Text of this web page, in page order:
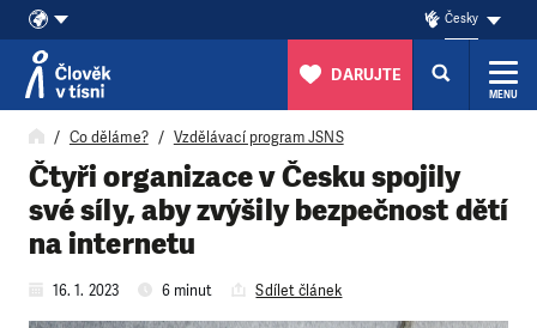
Přeskočit na obsah
Česky
DARUJTE
MENU
Co děláme? Vzdělávací program JSNS
Čtyři organizace v Česku spojily
své síly, aby zvýšily bezpečnost dětí
na internetu
16. 1. 2023 6 minut Sdílet článek